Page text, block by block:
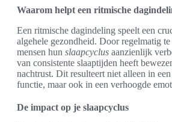
Waarom helpt een ritmische
Een ritmische dagindeling speelt een
algehele gezondheid. Door regelmatig
mensen hun slaapcyclus aanzienlijk
van consistente slaaptijden heeft
nachtrust. Dit resulteert niet alleen in
functie, maar ook in een verhoogde
De impact op je slaapcyclus